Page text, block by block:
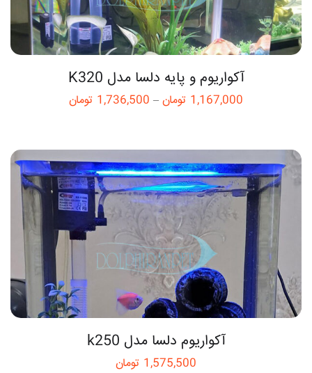
آکواریوم و پایه دلسا مدل K320
1,167,000 تومان –
1,736,500 تومان
آکواریوم دلسا مدل k250
1,575,500 تومان